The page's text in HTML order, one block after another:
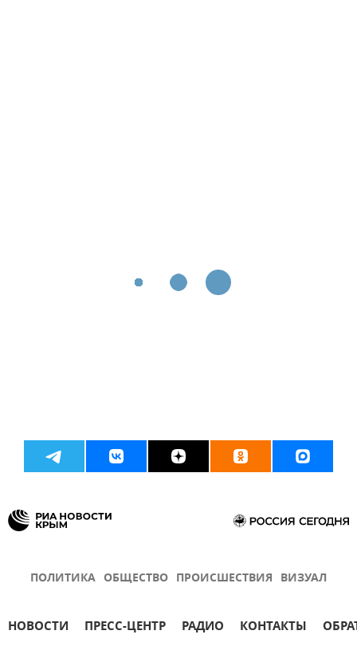
ПОЛИТИКА ОБЩЕСТВО ПРОИСШЕСТВИЯ ВИЗУАЛ
НОВОСТИ ПРЕСС-ЦЕНТР РАДИО КОНТАКТЫ